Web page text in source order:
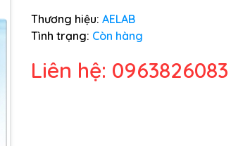
Thương hiệu: AELAB
Tình trạng: Còn hàng
Liên hệ: 0963826083